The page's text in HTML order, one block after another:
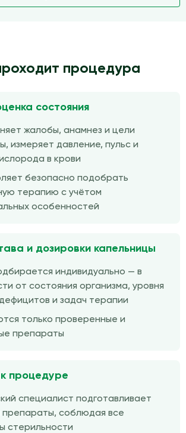
процедура
состояния
жалобы, анамнез и цели
измеряет давление, пульс и
в крови
безопасно подобрать
терапию с учётом
особенностей
и дозировки капельницы
индивидуально — в
от состояния организма, уровня
и задач терапии
только проверенные и
препараты
процедуре
специалист подготавливает
препараты, соблюдая все
стерильности